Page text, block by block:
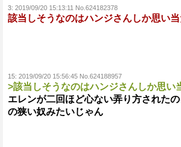
3: 2019/09/20 15:13:11 No.624182378
該当しそうなのはハンジさんしか思い
15: 2019/09/20 15:56:45 No.624188957
>該当しそうなのはハンジさんしか思い
エレンが二回ほど心ない弄り方された
の狭い奴みたいじゃん